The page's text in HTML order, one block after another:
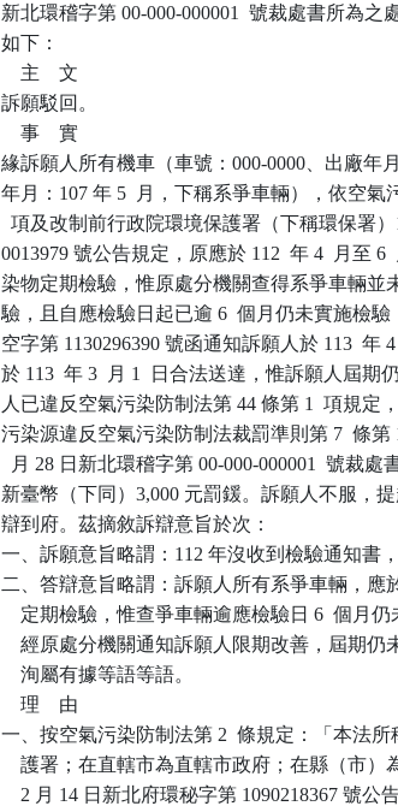
新北環稽字第 00-000-000001  號裁處書所為
如下：
    主    文
訴願駁回。
    事    實
緣訴願人所有機車（車號：000-0000、出廠年
年月：107 年 5  月，下稱系爭車輛），依空氣
項及改制前行政院環境保護署（下稱環保署）
0013979 號公告規定，原應於 112  年 4  月至
染物定期檢驗，惟原處分機關查得系爭車輛並
驗，且自應檢驗日起已逾 6  個月仍未實施檢驗
空字第 1130296390 號函通知訴願人於 113  年
於 113  年 3  月 1  日合法送達，惟訴願人屆期
人已違反空氣污染防制法第 44 條第 1  項規定
污染源違反空氣污染防制法裁罰準則第 7  條第
月 28 日新北環稽字第 00-000-000001  號裁
新臺幣（下同）3,000 元罰鍰。訴願人不服，
辯到府。茲摘敘訴辯意旨於次：
一、訴願意旨略謂：112 年沒收到檢驗通知書
二、答辯意旨略謂：訴願人所有系爭車輛，應
定期檢驗，惟查爭車輛逾應檢驗日 6  個月
經原處分機關通知訴願人限期改善，屆期
    洵屬有據等語等語。
    理    由
一、按空氣污染防制法第 2  條規定：「本法
護署；在直轄市為直轄市政府；在縣（市）
2 月 14 日新北府環秘字第 1090218367 號